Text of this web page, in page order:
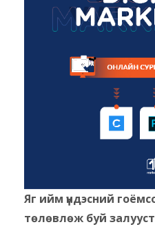
Яг ийм үндэсний
төлөвлөж буй